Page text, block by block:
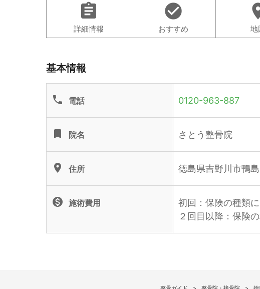
assignment
詳細情報
check_circle
おすすめ 地
基本情報
phone 電話 0120-963-887
turned_in 院名 さとう整骨院
location_on 住所 徳島県吉野川市鴨
monetization_on 施術費用
初回：保険の種類
２回目以降：保険